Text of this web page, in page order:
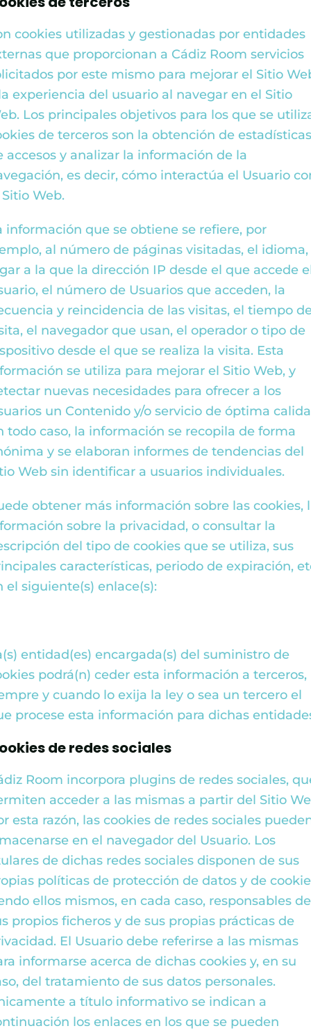
cookies utilizadas y gestionadas por entidades
que proporcionan a Cádiz Room servicios
por este mismo para mejorar el Sitio
experiencia del usuario al navegar en el Sitio
Los principales objetivos para los que se
de terceros son la obtención de
accesos y analizar la información de la
es decir, cómo interactúa el Usuario
Web.
información que se obtiene se refiere, por
al número de páginas visitadas, el idioma,
a la que la dirección IP desde el que accede
el número de Usuarios que acceden, la
y reincidencia de las visitas, el tiempo
el navegador que usan, el operador o tipo de
desde el que se realiza la visita. Esta
se utiliza para mejorar el Sitio Web, y
nuevas necesidades para ofrecer a los
un Contenido y/o servicio de óptima
todo caso, la información se recopila de forma
y se elaboran informes de tendencias del
Web sin identificar a usuarios individuales.
obtener más información sobre las cookies,
sobre la privacidad, o consultar la
del tipo de cookies que se utiliza, sus
características, periodo de expiración,
el siguiente(s) enlace(s):
entidad(es) encargada(s) del suministro de
podrá(n) ceder esta información a terceros,
y cuando lo exija la ley o sea un tercero el
procese esta información para dichas
de redes sociales
Room incorpora plugins de redes sociales,
acceder a las mismas a partir del Sitio
esta razón, las cookies de redes sociales
en el navegador del Usuario. Los
de dichas redes sociales disponen de sus
políticas de protección de datos y de
ellos mismos, en cada caso, responsables de
propios ficheros y de sus propias prácticas de
El Usuario debe referirse a las mismas
informarse acerca de dichas cookies y, en su
del tratamiento de sus datos personales.
a título informativo se indican a
los enlaces en los que se pueden